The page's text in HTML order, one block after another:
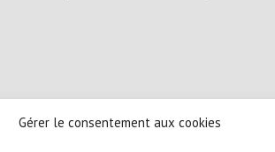
Gérer le consentement aux cookies